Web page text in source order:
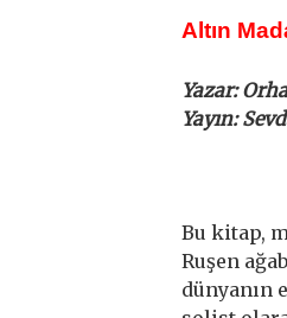
Altın
Yazar:
Yayın:
Bu kitap,
Ruşen
dünyanın